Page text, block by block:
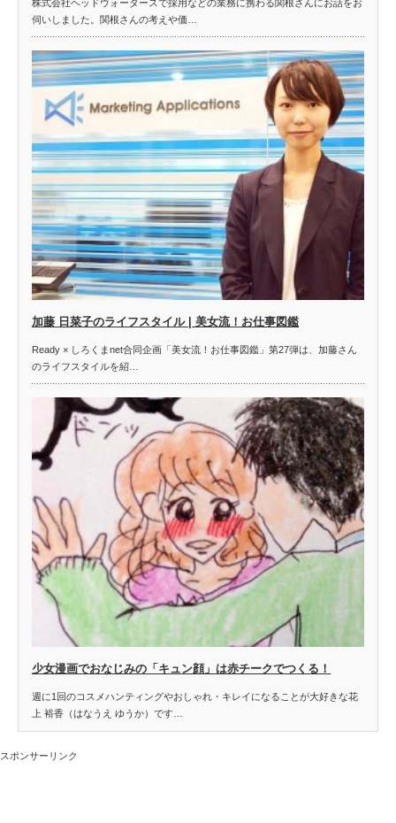
株式会社ヘッドウォータースで採用などの業務に携わる関根さんにお話をお
伺いしました。関根さんの考えや価…
加藤 日菜子のライフスタイル | 美女流！お仕事図鑑
Ready × しろくまnet合同企画「美女流！お仕事図鑑」第27弾は、加藤さん
のライフスタイルを紹…
少女漫画でおなじみの「キュン顔」は赤チークでつくる！
週に1回のコスメハンティングやおしゃれ・キレイになることが大好きな花
上 裕香（はなうえ ゆうか）です…
スポンサーリンク